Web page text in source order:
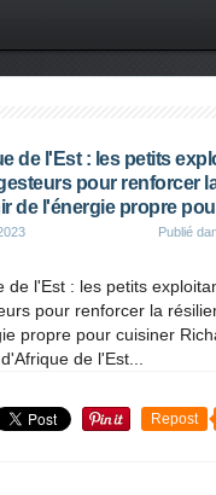
de l'Est : les petits
pour renforcer
de l'énergie propre
Publié
de l'Est : les petits
pour renforcer la
propre pour cuisiner
de l'Est...
Repost